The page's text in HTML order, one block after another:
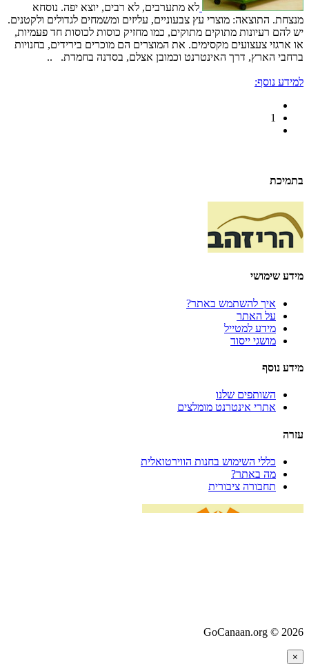
לא מתערבים, לא רבים, יוצא יפה. נוסחא
מנצחת. התוצאה: מוצרי עץ צבעוניים, עליזים ומשמחים לגדולים ולקטנים.
יש להם רעיונות מתוקים מתוקים, כמו מחזיק כוסות לכוסות חד פעמיות,
או ארגזי צעצועים מקסימים. את המוצרים הם מוכרים בירידים, בחנויות
ברחבי הארץ, דרך האינטרנט וכמובן אצלם, בסדנה בחמדת. ..
למידע נוסף:
1
בתמיכת
מידע שימושי
איך להשתמש באתר?
על האתר
מידע למטייל
מושגי ייסוד
מידע נוסף
השותפים שלנו
אתרי אינטרנט מומלצים
עזרה
כללי השימוש בחנות הווירטואלית
מה באתר?
תחבורה ציבורית
GoCanaan.org © 2026
×